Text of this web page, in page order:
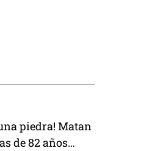
piedra! Matan
de 82 años